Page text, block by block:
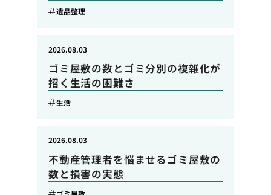
遺品整理
ゴミ屋敷の数とゴミ分別の複雑化が
招く生活の困難さ
2026.08.03
生活
不動産管理者を悩ませるゴミ屋敷の
数と損害の実態
2026.08.03